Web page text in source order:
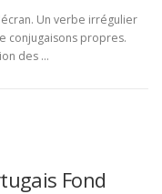
Un verbe irrégulier
conjugaisons propres.
des …
Fond